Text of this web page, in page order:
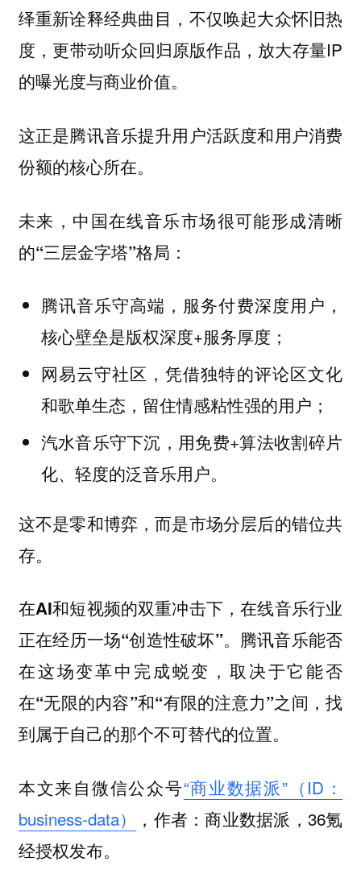
绎重新诠释经典曲目，不仅唤起大众怀旧热
度，更带动听众回归原版作品，放大存量IP
的曝光度与商业价值。
这正是腾讯音乐提升用户活跃度和用户消费
份额的核心所在。
未来，中国在线音乐市场很可能形成清晰
的“三层金字塔”格局：
腾讯音乐守高端，服务付费深度用户，
核心壁垒是版权深度+服务厚度；
网易云守社区，凭借独特的评论区文化
和歌单生态，留住情感粘性强的用户；
汽水音乐守下沉，用免费+算法收割碎片
化、轻度的泛音乐用户。
这不是零和博弈，而是市场分层后的错位共
存。
在AI和短视频的双重冲击下，在线音乐行业
正在经历一场“创造性破坏”。腾讯音乐能否
在这场变革中完成蜕变，取决于它能否
在“无限的内容”和“有限的注意力”之间，找
到属于自己的那个不可替代的位置。
本文来自微信公众号“商业数据派”（ID：
business-data）
，作者：商业数据派，36氪
经授权发布。